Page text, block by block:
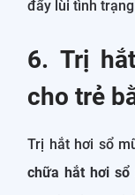
đẩy lùi tình
6. Trị
cho trẻ
Trị hắt hơi sổ
chữa hắt hơi